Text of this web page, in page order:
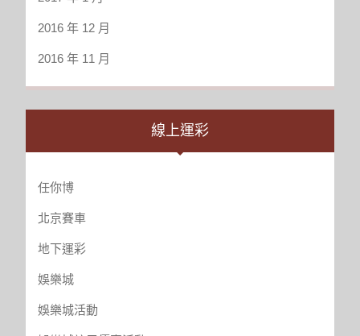
2016 年 12 月
2016 年 11 月
線上運彩
任你博
北京賽車
地下運彩
娛樂城
娛樂城活動